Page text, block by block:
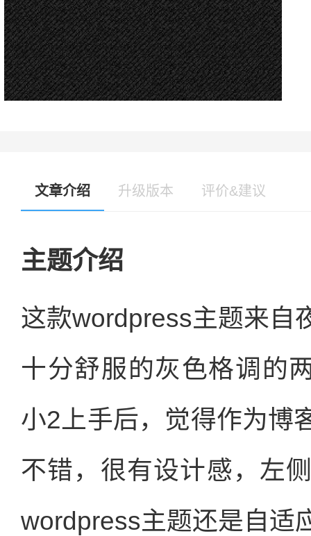
文章介绍 升级版本 评价&建议
主题介绍
这款wordpress主题来自
十分舒服的灰色格调的
小2上手后，觉得作为博
不错，很有设计感，左
wordpress主题还是自适